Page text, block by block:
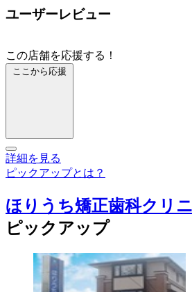
ユーザーレビュー
この店舗を応援する！
ここから応援
詳細を見る
ピックアップとは？
ほりうち矯正歯科クリ
ピックアップ